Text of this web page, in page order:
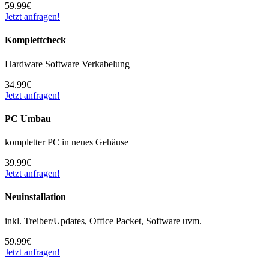
59.99€
Jetzt anfragen!
Komplettcheck
Hardware Software Verkabelung
34.99€
Jetzt anfragen!
PC Umbau
kompletter PC in neues Gehäuse
39.99€
Jetzt anfragen!
Neuinstallation
inkl. Treiber/Updates, Office Packet, Software uvm.
59.99€
Jetzt anfragen!